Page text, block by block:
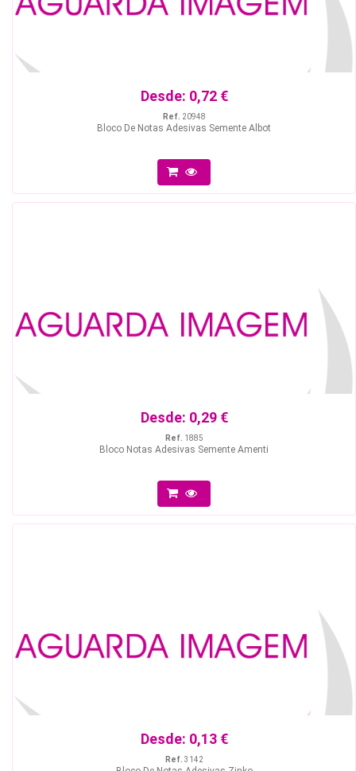
Desde: 0,72 €
Ref. 20948
Bloco De Notas Adesivas Semente Albot
Desde: 0,29 €
Ref. 1885
Bloco Notas Adesivas Semente Amenti
Desde: 0,13 €
Ref. 3142